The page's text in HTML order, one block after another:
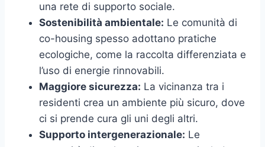
una rete di supporto sociale.
Sostenibilità ambientale: Le comunità di
co-housing spesso adottano pratiche
ecologiche, come la raccolta differenziata e
l’uso di energie rinnovabili.
Maggiore sicurezza: La vicinanza tra i
residenti crea un ambiente più sicuro, dove
ci si prende cura gli uni degli altri.
Supporto intergenerazionale: Le